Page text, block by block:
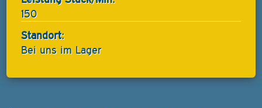
150
Standort:
Bei uns im Lager